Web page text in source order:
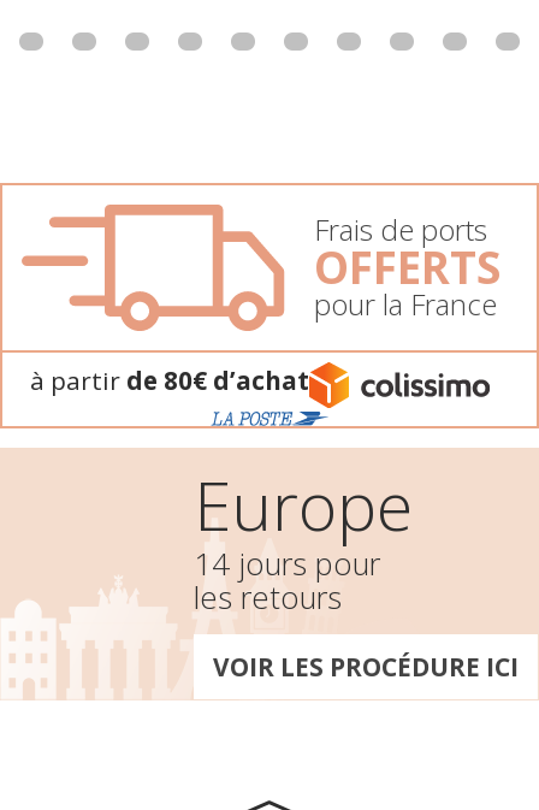
Frais de ports
OFFERTS
pour la France
à partir de 80€ d’achat
Europe
14 jours pour
les retours
VOIR LES PROCÉDURE ICI